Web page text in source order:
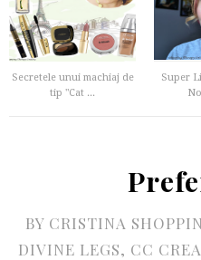
Secretele unui machiaj de
tip "Cat ...
Super
BY CRISTINA
DIVINE LEGS, CC